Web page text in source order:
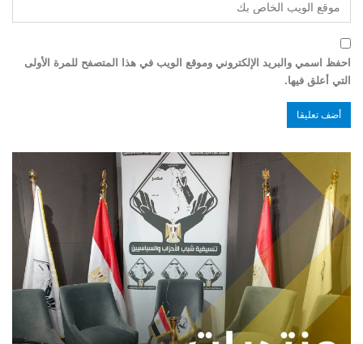
احفظ اسمي والبريد الإلكتروني وموقع الويب في هذا المتصفح للمرة الأولى
التي أعلق فيها.